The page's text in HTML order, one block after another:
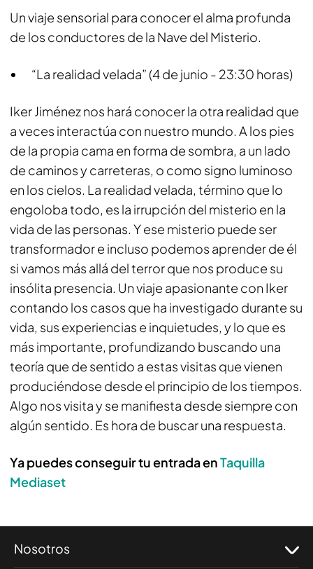
Un viaje sensorial para conocer el alma profunda
de los conductores de la Nave del Misterio.
“La realidad velada” (4 de junio - 23:30 horas)
Iker Jiménez nos hará conocer la otra realidad que
a veces interactúa con nuestro mundo. A los pies
de la propia cama en forma de sombra, a un lado
de caminos y carreteras, o como signo luminoso
en los cielos. La realidad velada, término que lo
engoloba todo, es la irrupción del misterio en la
vida de las personas. Y ese misterio puede ser
transformador e incluso podemos aprender de él
si vamos más allá del terror que nos produce su
insólita presencia. Un viaje apasionante con Iker
contando los casos que ha investigado durante su
vida, sus experiencias e inquietudes, y lo que es
más importante, profundizando buscando una
teoría que de sentido a estas visitas que vienen
produciéndose desde el principio de los tiempos.
Algo nos visita y se manifiesta desde siempre con
algún sentido. Es hora de buscar una respuesta.
Ya puedes conseguir tu entrada enTaquilla
Mediaset
Nosotros